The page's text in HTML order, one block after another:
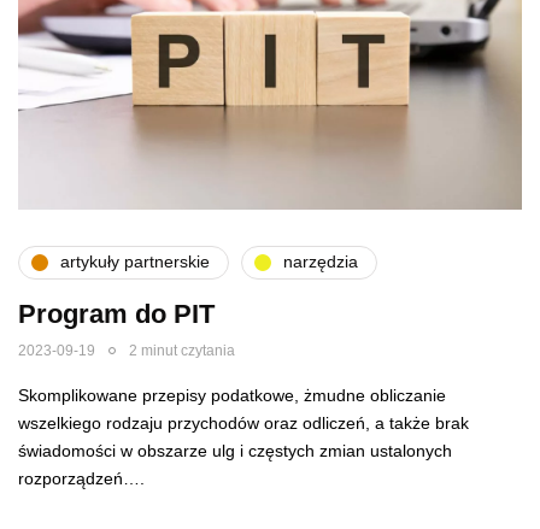
artykuły partnerskie narzędzia
Program do PIT
2023-09-19 2 minut czytania
Skomplikowane przepisy podatkowe, żmudne obliczanie
wszelkiego rodzaju przychodów oraz odliczeń, a także brak
świadomości w obszarze ulg i częstych zmian ustalonych
rozporządzeń….